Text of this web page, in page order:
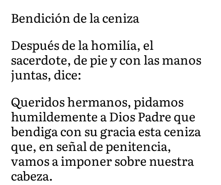
Bendición de la ceniza
Después de la homilía, el
sacerdote, de pie y con las manos
juntas, dice:
Queridos hermanos, pidamos
humildemente a Dios Padre que
bendiga con su gracia esta ceniza
que, en señal de penitencia,
vamos a imponer sobre nuestra
cabeza.